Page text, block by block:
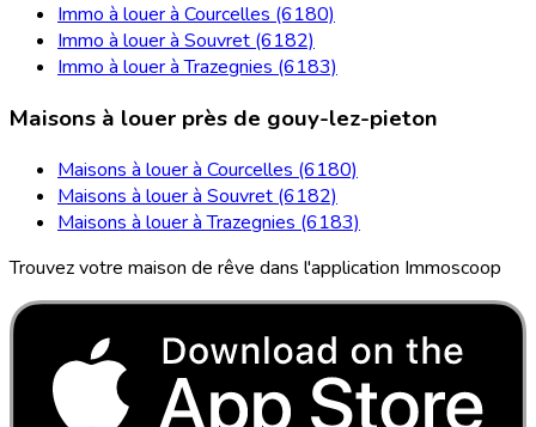
Immo à louer à Courcelles (6180)
Immo à louer à Souvret (6182)
Immo à louer à Trazegnies (6183)
Maisons à louer près de gouy-lez-pieton
Maisons à louer à Courcelles (6180)
Maisons à louer à Souvret (6182)
Maisons à louer à Trazegnies (6183)
Trouvez votre maison de rêve dans l'application Immoscoop